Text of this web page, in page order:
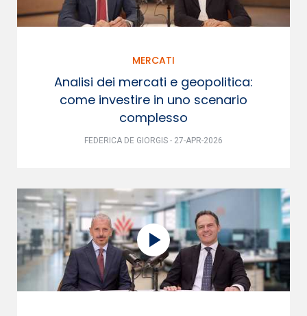
MERCATI
Analisi dei mercati e geopolitica:
come investire in uno scenario
complesso
FEDERICA DE GIORGIS - 27-APR-2026